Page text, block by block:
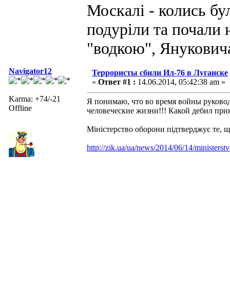
Москалі - колись
подуріли та почали
"водкою",
Navigator12
Karma: +74/-21
Offline
Террористы сбили Ил-76 в Луганске
« Ответ #1 : 14.06.2014, 05:42:38 am »
Я понимаю, что во время войны
человеческие жизни!!! Какой дебил
Міністерство оборони підтверджує те,
http://zik.ua/ua/news/2014/06/14/